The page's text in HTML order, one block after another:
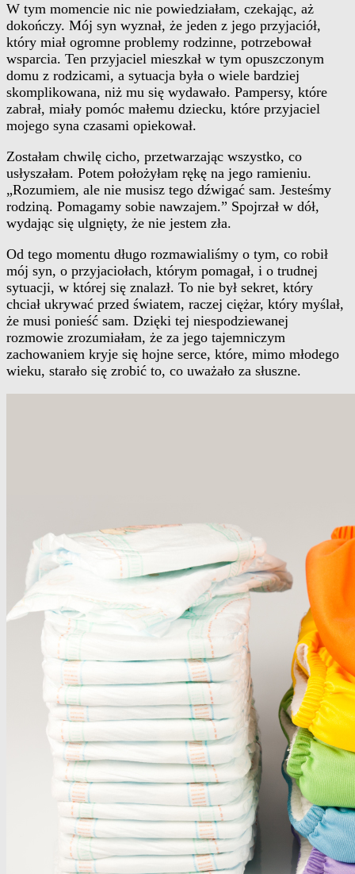
W tym momencie nic nie powiedziałam, czekając, aż
dokończy. Mój syn wyznał, że jeden z jego przyjaciół,
który miał ogromne problemy rodzinne, potrzebował
wsparcia. Ten przyjaciel mieszkał w tym opuszczonym
domu z rodzicami, a sytuacja była o wiele bardziej
skomplikowana, niż mu się wydawało. Pampersy, które
zabrał, miały pomóc małemu dziecku, które przyjaciel
mojego syna czasami opiekował.
Zostałam chwilę cicho, przetwarzając wszystko, co
usłyszałam. Potem położyłam rękę na jego ramieniu.
„Rozumiem, ale nie musisz tego dźwigać sam. Jesteśmy
rodziną. Pomagamy sobie nawzajem.” Spojrzał w dół,
wydając się ulgnięty, że nie jestem zła.
Od tego momentu długo rozmawialiśmy o tym, co robił
mój syn, o przyjaciołach, którym pomagał, i o trudnej
sytuacji, w której się znalazł. To nie był sekret, który
chciał ukrywać przed światem, raczej ciężar, który myślał,
że musi ponieść sam. Dzięki tej niespodziewanej
rozmowie zrozumiałam, że za jego tajemniczym
zachowaniem kryje się hojne serce, które, mimo młodego
wieku, starało się zrobić to, co uważało za słuszne.